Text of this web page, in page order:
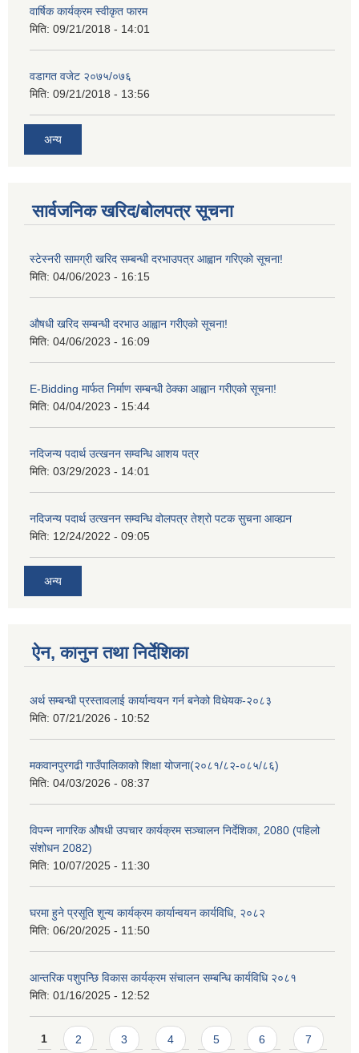
वार्षिक कार्यक्रम स्वीकृत फारम
मिति: 09/21/2018 - 14:01
वडागत वजेट २०७५/०७६
मिति: 09/21/2018 - 13:56
अन्य
सार्वजनिक खरिद/बोलपत्र सूचना
स्टेस्नरी सामग्री खरिद सम्बन्धी दरभाउपत्र आह्वान गरिएको सूचना!
मिति: 04/06/2023 - 16:15
औषधी खरिद सम्बन्धी दरभाउ आह्वान गरीएको सूचना!
मिति: 04/06/2023 - 16:09
E-Bidding मार्फत निर्माण सम्बन्धी ठेक्का आह्वान गरीएको सूचना!
मिति: 04/04/2023 - 15:44
नदिजन्य पदार्थ उत्खनन सम्वन्धि आशय पत्र
मिति: 03/29/2023 - 14:01
नदिजन्य पदार्थ उत्खनन सम्वन्धि वोलपत्र तेश्रो पटक सुचना आव्ह्यन
मिति: 12/24/2022 - 09:05
अन्य
ऐन, कानुन तथा निर्देशिका
अर्थ सम्बन्धी प्रस्तावलाई कार्यान्वयन गर्न बनेको विधेयक-२०८३
मिति: 07/21/2026 - 10:52
मकवानपुरगढी गाउँपालिकाको शिक्षा योजना(२०८१/८२-०८५/८६)
मिति: 04/03/2026 - 08:37
विपन्न नागरिक औषधी उपचार कार्यक्रम सञ्चालन निर्देशिका, 2080 (पहिलो
संशोधन 2082)
मिति: 10/07/2025 - 11:30
घरमा हुने प्रसूति शून्य कार्यक्रम कार्यान्वयन कार्यविधि, २०८२
मिति: 06/20/2025 - 11:50
आन्तरिक पशुपन्छि विकास कार्यक्रम संचालन सम्बन्धि कार्यविधि २०८१
मिति: 01/16/2025 - 12:52
Pages
1 2 3 4 5 6 7